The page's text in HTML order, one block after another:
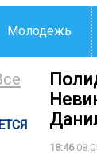
Молодежь
18:46